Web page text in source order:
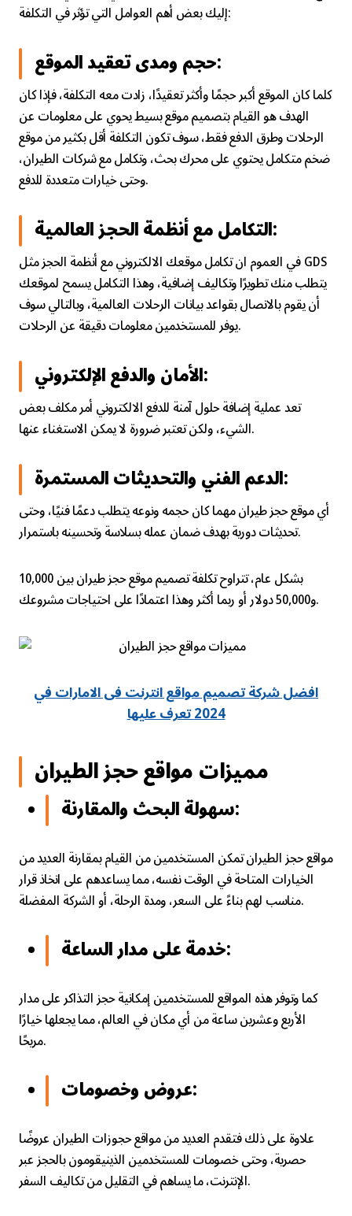
إليك بعض أهم العوامل التي تؤثر في التكلفة:
حجم ومدى تعقيد الموقع:
كلما كان الموقع أكبر حجمًا وأكثر تعقيدًا، زادت معه التكلفة، فإذا كان
الهدف هو القيام بتصميم موقع بسيط يحوي على معلومات عن
الرحلات وطرق الدفع فقط، سوف تكون التكلفة أقل بكثير من موقع
ضخم متكامل يحتوي على محرك بحث، وتكامل مع شركات الطيران،
وحتى خيارات متعددة للدفع.
التكامل مع أنظمة الحجز العالمية:
في العموم ان تكامل موقعك الالكتروني مع أنظمة الحجز مثل GDS
يتطلب منك تطويرًا وتكاليف إضافية، وهذا التكامل يسمح لموقعك
أن يقوم بالاتصال بقواعد بيانات الرحلات العالمية، وبالتالي سوف
يوفر للمستخدمين معلومات دقيقة عن الرحلات.
الأمان والدفع الإلكتروني:
تعد عملية إضافة حلول آمنة للدفع الالكتروني أمر مكلف بعض
الشيء، ولكن تعتبر ضرورة لا يمكن الاستغناء عنها.
الدعم الفني والتحديثات المستمرة:
أي موقع حجز طيران مهما كان حجمه ونوعه يتطلب دعمًا فنيًا، وحتى
تحديثات دورية بهدف ضمان عمله بسلاسة وتحسينه باستمرار.
بشكل عام، تتراوح تكلفة تصميم موقع حجز طيران بين 10,000
و50,000 دولار أو ربما أكثر وهذا اعتمادًا على احتياجات مشروعك.
افضل شركة تصميم مواقع انترنت فى الامارات في
2024 تعرف عليها
مميزات مواقع حجز الطيران
سهولة البحث والمقارنة:
مواقع حجز الطيران تمكن المستخدمين من القيام بمقارنة العديد من
الخيارات المتاحة في الوقت نفسه، مما يساعدهم على اتخاذ قرار
مناسب لهم بناءً على السعر، ومدة الرحلة، أو الشركة المفضلة.
خدمة على مدار الساعة:
كما وتوفر هذه المواقع للمستخدمين إمكانية حجز التذاكر على مدار
الأربع وعشرين ساعة من أي مكان في العالم، مما يجعلها خيارًا
مريحًا.
عروض وخصومات:
علاوة على ذلك فتقدم العديد من مواقع حجوزات الطيران عروضًا
حصرية، وحتى خصومات للمستخدمين الذينيقومون بالحجز عبر
الإنترنت، ما يساهم في التقليل من تكاليف السفر.